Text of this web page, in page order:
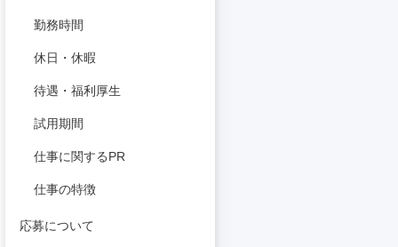
勤務時間
休日・休暇
待遇・福利厚生
試用期間
仕事に関するPR
仕事の特徴
応募について